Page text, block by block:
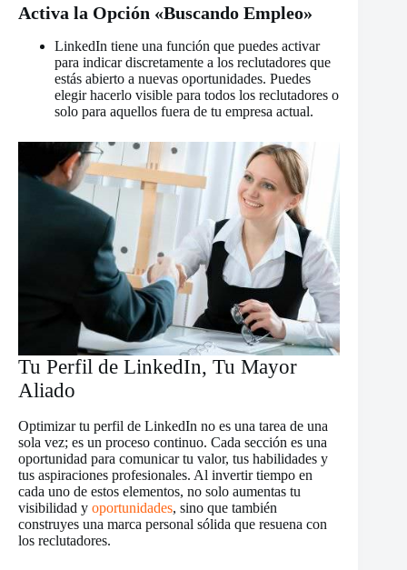
Activa la Opción «Buscando Empleo»
LinkedIn tiene una función que puedes activar
para indicar discretamente a los reclutadores que
estás abierto a nuevas oportunidades. Puedes
elegir hacerlo visible para todos los reclutadores o
solo para aquellos fuera de tu empresa actual.
Tu Perfil de LinkedIn, Tu Mayor
Aliado
Optimizar tu perfil de LinkedIn no es una tarea de una
sola vez; es un proceso continuo. Cada sección es una
oportunidad para comunicar tu valor, tus habilidades y
tus aspiraciones profesionales. Al invertir tiempo en
cada uno de estos elementos, no solo aumentas tu
visibilidad y oportunidades, sino que también
construyes una marca personal sólida que resuena con
los reclutadores.